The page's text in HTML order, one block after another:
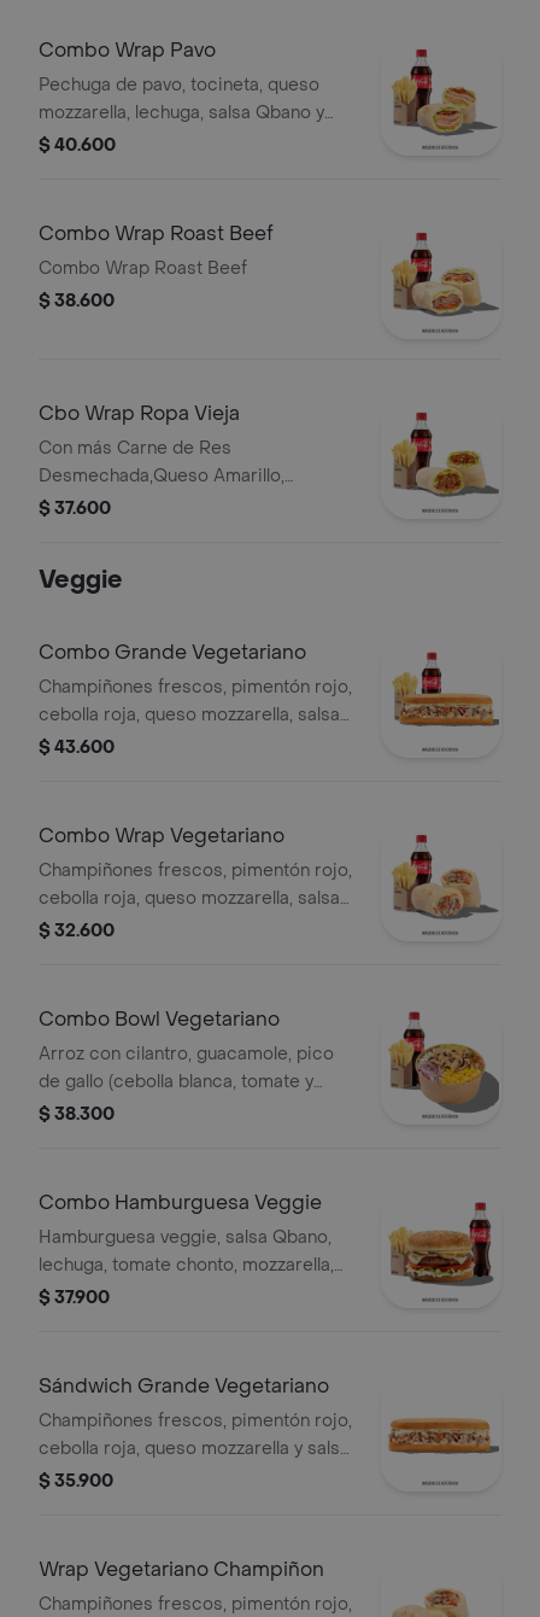
Combo Wrap Pavo
Pechuga de pavo, tocineta, queso
mozzarella, lechuga, salsa Qbano y
miel mostaza, papas y bebida.
$ 40.600
Combo Wrap Roast Beef
Combo Wrap Roast Beef
$ 38.600
Cbo Wrap Ropa Vieja
Con más Carne de Res
Desmechada,Queso Amarillo,
Lechuga, Tomate,Pimentón, Apio,
$ 37.600
Veggie
Combo Grande Vegetariano
Champiñones frescos, pimentón rojo,
cebolla roja, queso mozzarella, salsa
Qbano, papas francesa y bebida.
$ 43.600
Combo Wrap Vegetariano
Champiñones frescos, pimentón rojo,
cebolla roja, queso mozzarella, salsa
Qbano, papas y bebida.
$ 32.600
Combo Bowl Vegetariano
Arroz con cilantro, guacamole, pico
de gallo (cebolla blanca, tomate y
cilantro), maíz tierno, cebolla roja y
$ 38.300
Combo Hamburguesa Veggie
Hamburguesa veggie, salsa Qbano,
lechuga, tomate chonto, mozzarella,
champiñón, cilantro, salsa de queso
$ 37.900
Sándwich Grande Vegetariano
Champiñones frescos, pimentón rojo,
cebolla roja, queso mozzarella y salsa
Qbano.
$ 35.900
Wrap Vegetariano Champiñon
Champiñones frescos, pimentón rojo,